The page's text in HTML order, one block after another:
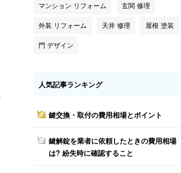
マンション リフォーム 玄関 修理
外装 リフォーム 天井 修理 屋根 塗装
門 デザイン
人気記事ランキング
1 鍵交換・取付の費用相場とポイント
2
鍵解錠を業者に依頼したときの費用相場
は? 紛失時に確認すること